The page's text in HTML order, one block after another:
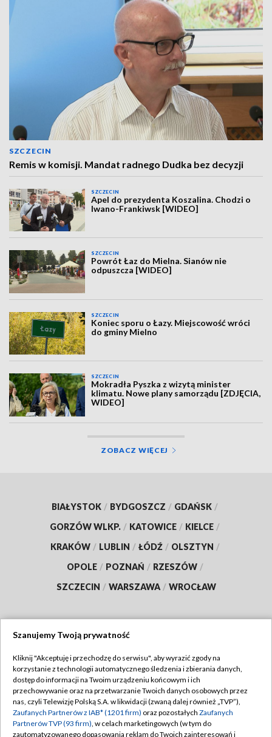
SZCZECIN
Remis w komisji. Mandat radnego Dudka bez decyzji
SZCZECIN
Apel do prezydenta Koszalina. Chodzi o
Iwano-Frankiwsk [WIDEO]
SZCZECIN
Powrót Łaz do Mielna. Sianów nie
odpuszcza [WIDEO]
SZCZECIN
Koniec sporu o Łazy. Miejscowość wróci
do gminy Mielno
SZCZECIN
Mokradła Pyszka z wizytą minister
klimatu. Nowe plany samorządu [ZDJĘCIA,
WIDEO]
ZOBACZ WIĘCEJ
BIAŁYSTOK / BYDGOSZCZ / GDAŃSK /
GORZÓW WLKP. / KATOWICE / KIELCE /
KRAKÓW / LUBLIN / ŁÓDŹ / OLSZTYN /
OPOLE / POZNAŃ / RZESZÓW /
SZCZECIN / WARSZAWA / WROCŁAW
TVP
Abonament TVP
Emisja w TVP
Centrum informacji TVP
Regulamin TVP
Polityka prywatności
Moje zgody
Szanujemy Twoją prywatność
Kliknij "Akceptuję i przechodzę do serwisu", aby wyrazić zgody na
korzystanie z technologii automatycznego śledzenia i zbierania danych,
dostęp do informacji na Twoim urządzeniu końcowym i ich
przechowywanie oraz na przetwarzanie Twoich danych osobowych przez
nas, czyli Telewizję Polską S.A. w likwidacji (zwaną dalej również „TVP”),
Zaufanych Partnerów z IAB* (1201 firm) oraz pozostałych Zaufanych
Partnerów TVP (93 firm), w celach marketingowych (w tym do
zautomatyzowanego dopasowania reklam do Twoich zainteresowań i